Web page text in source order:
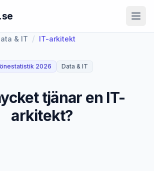
& IT / IT-arkitekt
2026 Data & IT
tjänar en IT-
arkitekt?